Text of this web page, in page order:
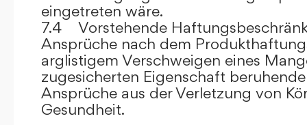
eingetreten wäre.
7.4 Vorstehende
Ansprüche nach dem
arglistigem Verschweigen eines
zugesicherten Eigenschaft
Ansprüche aus der Verletzung von
Gesundheit.